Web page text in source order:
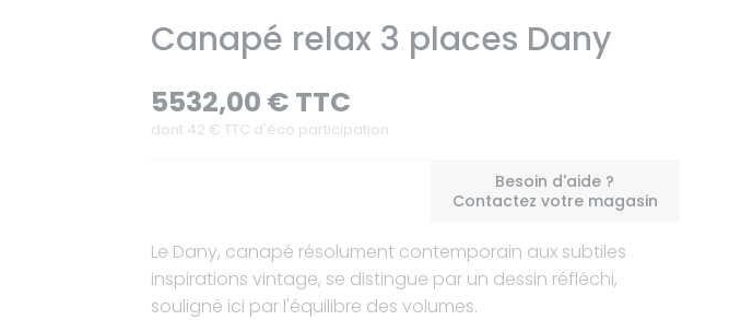
Canapé relax 3 places Dany
5532,00 € TTC
dont 42 € TTC d'éco participation
Besoin d'aide ?
Contactez votre magasin
Le Dany, canapé résolument contemporain aux subtiles
inspirations vintage, se distingue par un dessin réfléchi,
souligné ici par l'équilibre des volumes.